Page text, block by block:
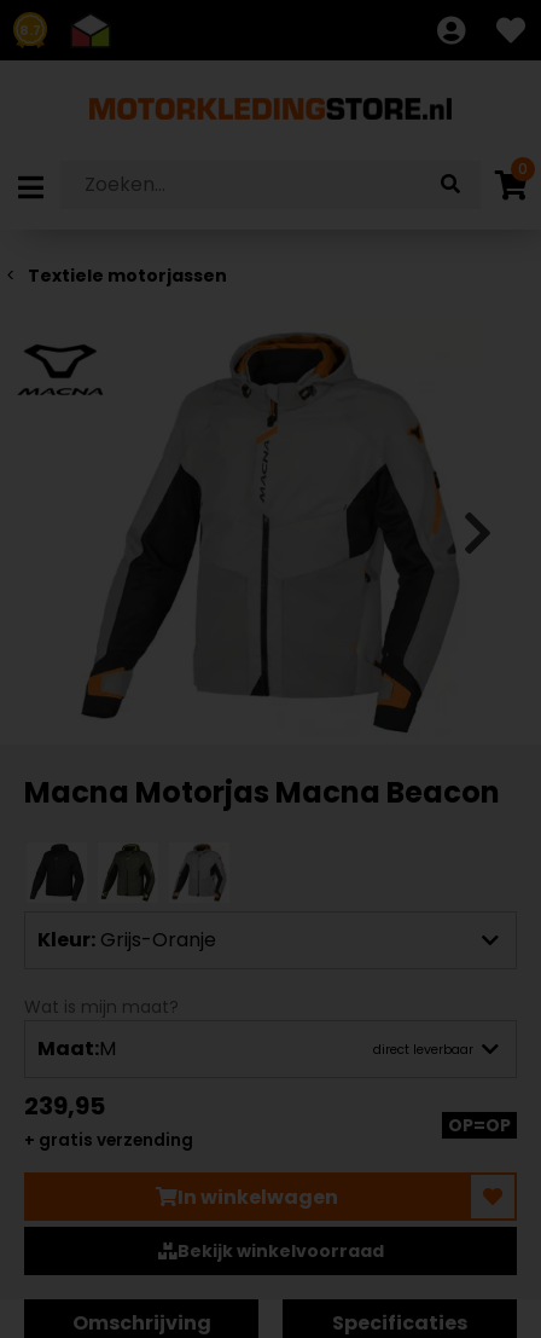
8.7
0
Textiele motorjassen
Macna Motorjas Macna Beacon
Kleur: Grijs-Oranje
Wat is mijn maat?
Maat:M direct leverbaar
239,95
+ gratis verzending
OP=OP
In winkelwagen
Bekijk winkelvoorraad
Omschrijving Specificaties